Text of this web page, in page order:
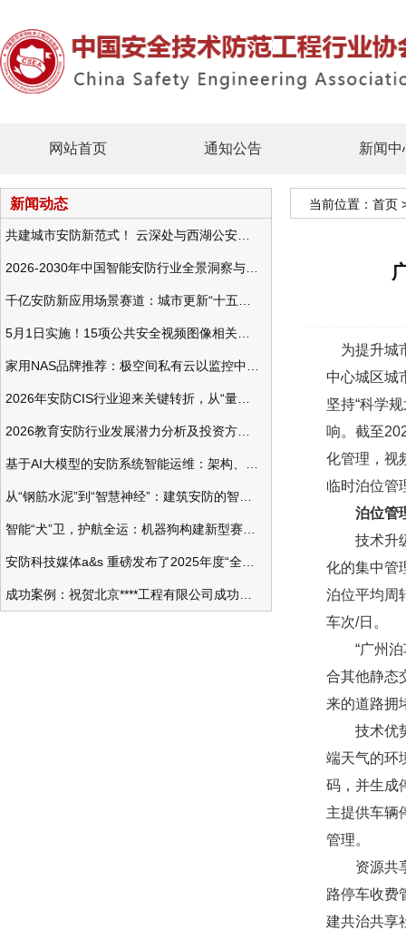
网站首页 通知公告 新闻中
新闻动态 当前位置： 首页
为提升城
中心城区城
坚持“科学
响。截至
化管理，视
临时泊位管
泊位管
技术升级
化的集中管
泊位平均周
车次/日。
“广州泊车
合其他静态
来的道路拥
技术优势
端天气的环
码，并生成
主提供车辆
管理。
资源共享
路停车收费
建共治共享